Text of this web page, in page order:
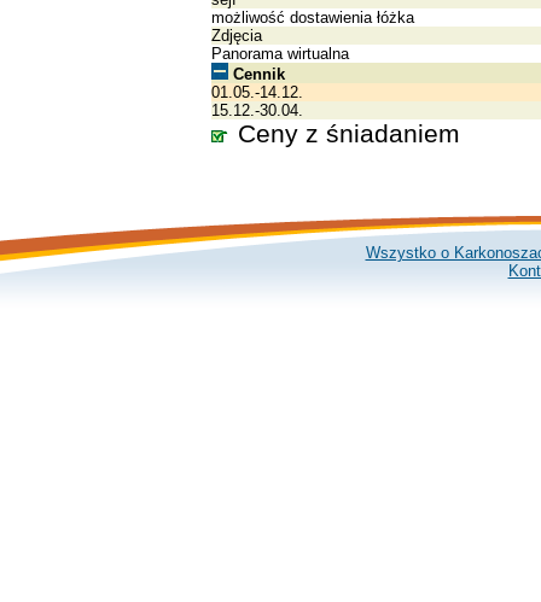
możliwość dostawienia łóżka
Zdjęcia
Panorama wirtualna
Cennik
01.05.-14.12.
15.12.-30.04.
Ceny z śniadaniem
Wszystko o